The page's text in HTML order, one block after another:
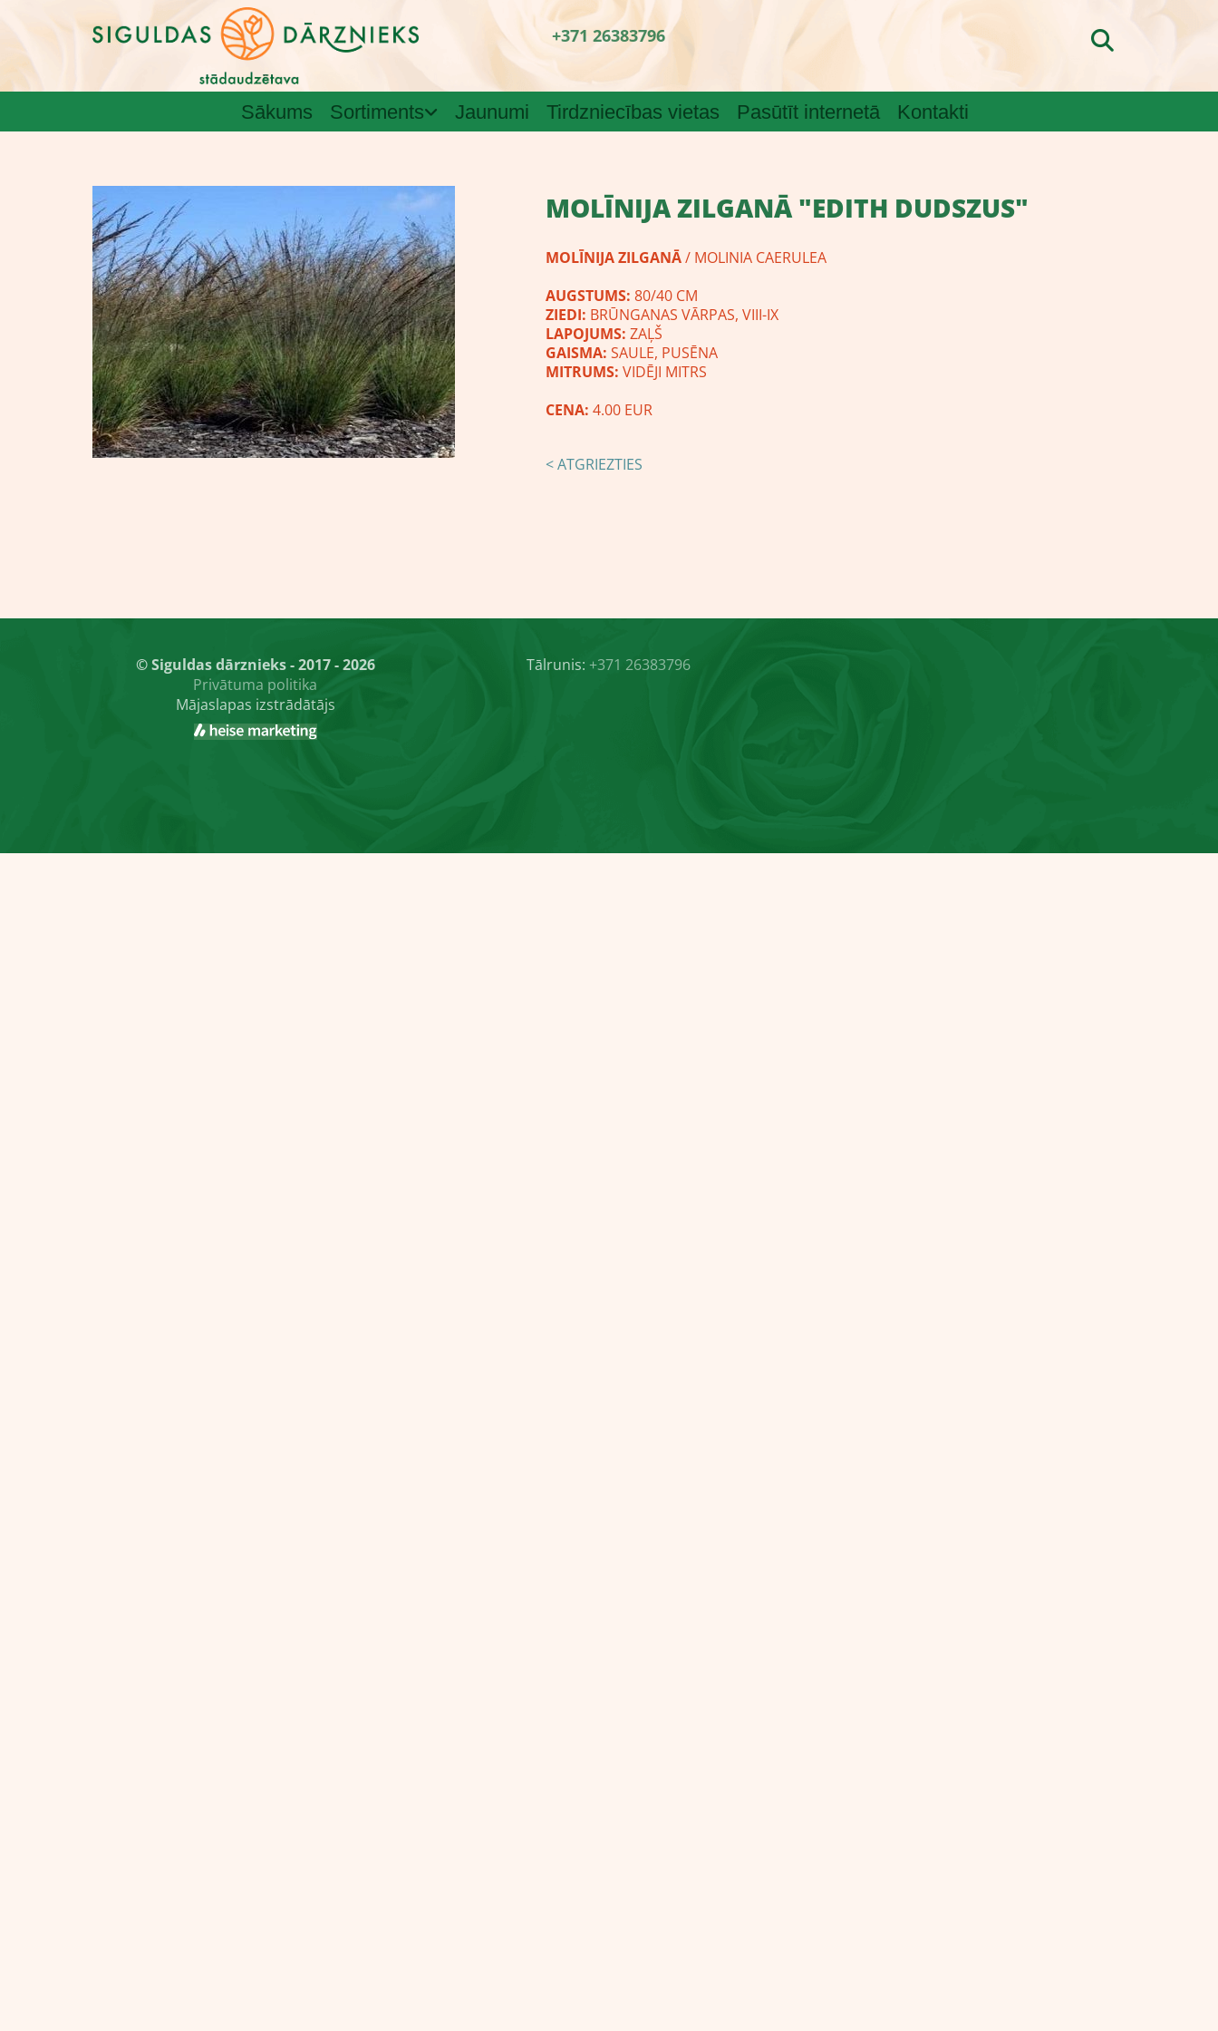
+371 26383796
Sākums Sortiments Jaunumi Tirdzniecības vietas Pasūtīt internetā Kontakti
MOLĪNIJA ZILGANĀ "EDITH DUDSZUS"
MOLĪNIJA ZILGANĀ/ MOLINIA CAERULEA
AUGSTUMS: 80/40 CM
ZIEDI: BRŪNGANAS VĀRPAS, VIII-IX
LAPOJUMS: ZAĻŠ
GAISMA: SAULE, PUSĒNA
MITRUMS: VIDĒJI MITRS
CENA: 4.00 EUR
< ATGRIEZTIES
© Siguldas dārznieks - 2017 - 2026
Privātuma politika
Mājaslapas izstrādātājs
Tālrunis: +371 26383796